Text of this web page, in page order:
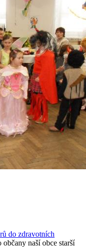
do zdravotních
naší obce starší